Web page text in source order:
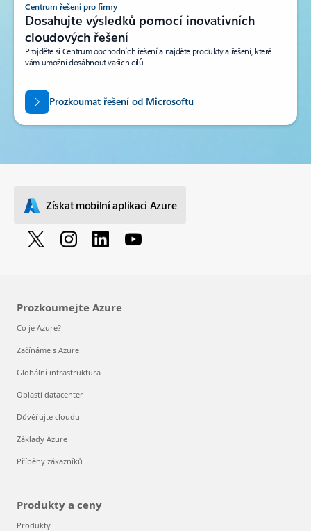
Centrum řešení pro firmy
Dosahujte výsledků pomocí inovativních
cloudových řešení
Projděte si Centrum obchodních řešení a najděte produkty a řešení, které
vám umožní dosáhnout vašich cílů.
Prozkoumat řešení od Microsoftu
Získat mobilní aplikaci Azure
Prozkoumejte Azure
Co je Azure?
Začínáme s Azure
Globální infrastruktura
Oblasti datacenter
Důvěřujte cloudu
Základy Azure
Příběhy zákazníků
Produkty a ceny
Produkty